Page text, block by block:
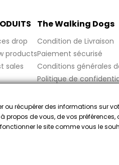
drop
products
sales
The Walking Dogs
Condition de Livraison
Paiement sécurisé
Conditions générales
Politique de
Mentions légales
FAQ
por la Sociedad de Opiniones
ou récupérer des informations sur
propos de vous, de vos
le site comme vous le